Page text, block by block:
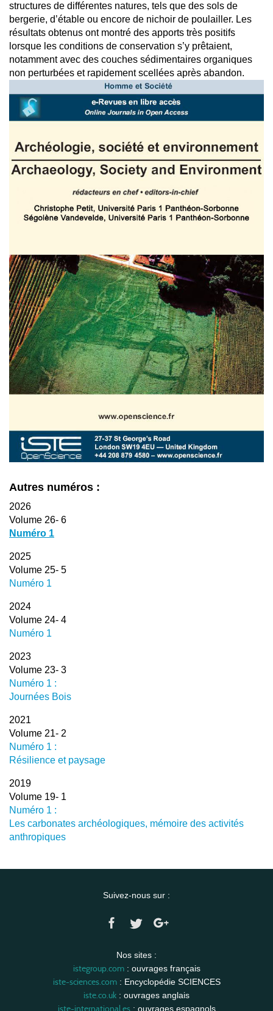
structures de différentes natures, tels que des sols de
bergerie, d’étable ou encore de nichoir de poulailler. Les
résultats obtenus ont montré des apports très positifs
lorsque les conditions de conservation s’y prêtaient,
notamment avec des couches sédimentaires organiques
non perturbées et rapidement scellées après abandon.
Autres numéros :
2026
Volume 26- 6
Numéro 1
2025
Volume 25- 5
Numéro 1
2024
Volume 24- 4
Numéro 1
2023
Volume 23- 3
Numéro 1 :
Journées Bois
2021
Volume 21- 2
Numéro 1 :
Résilience et paysage
2019
Volume 19- 1
Numéro 1 :
Les carbonates archéologiques, mémoire des activités
anthropiques
Suivez-nous sur :
Nos sites :
istegroup.com: ouvrages français
iste-sciences.com: Encyclopédie SCIENCES
iste.co.uk : ouvrages anglais
iste-international.es: ouvrages espagnols